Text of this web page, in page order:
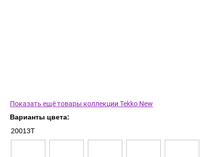
Показать ещё товары коллекции Tekko New
Варианты цвета:
20013T